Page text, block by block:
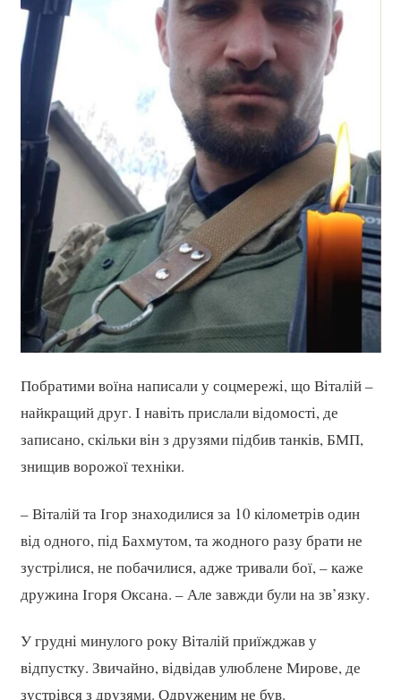
Побратими воїна написали у соцмережі, що Віталій –
найкращий друг. І навіть прислали відомості, де
записано, скільки він з друзями підбив танків, БМП,
знищив ворожої техніки.
– Віталій та Ігор знаходилися за 10 кілометрів один
від одного, під Бахмутом, та жодного разу брати не
зустрілися, не побачилися, адже тривали бої, – каже
дружина Ігоря Оксана. – Але завжди були на зв’язку.
У грудні минулого року Віталій приїжджав у
відпустку. Звичайно, відвідав улюблене Мирове, де
зустрівся з друзями. Одруженим не був.